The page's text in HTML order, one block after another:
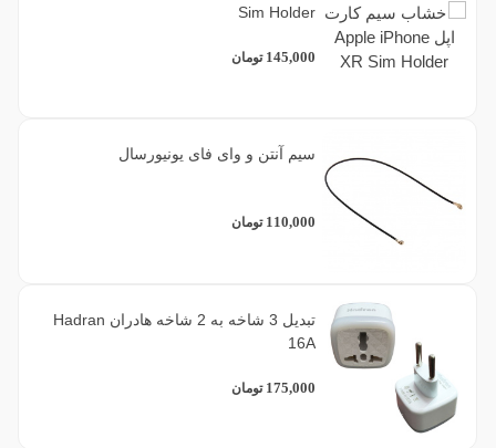
Sim Holder
145,000 تومان
سیم آنتن و وای فای یونیورسال
110,000 تومان
تبدیل 3 شاخه به 2 شاخه هادران Hadran
16A
175,000 تومان